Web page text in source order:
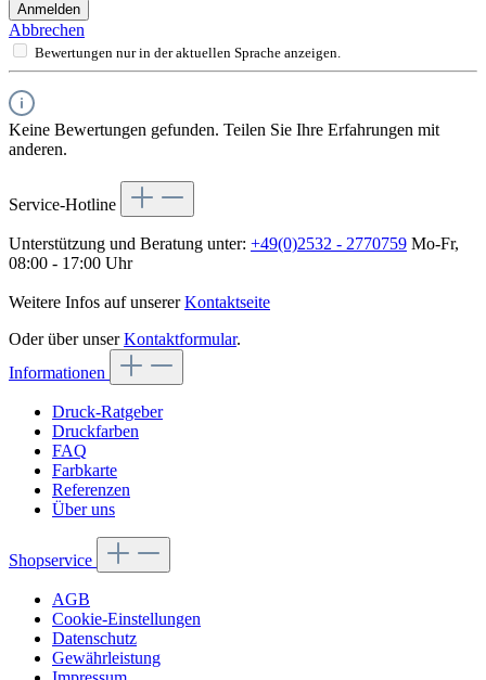
Anmelden
Abbrechen
Bewertungen nur in der aktuellen Sprache anzeigen.
Keine Bewertungen gefunden. Teilen Sie Ihre Erfahrungen mit
anderen.
Service-Hotline
Unterstützung und Beratung unter: +49(0)2532 - 2770759 Mo-Fr,
08:00 - 17:00 Uhr
Weitere Infos auf unsererKontaktseite
Oder über unserKontaktformular.
Informationen
Druck-Ratgeber
Druckfarben
FAQ
Farbkarte
Referenzen
Über uns
Shopservice
AGB
Cookie-Einstellungen
Datenschutz
Gewährleistung